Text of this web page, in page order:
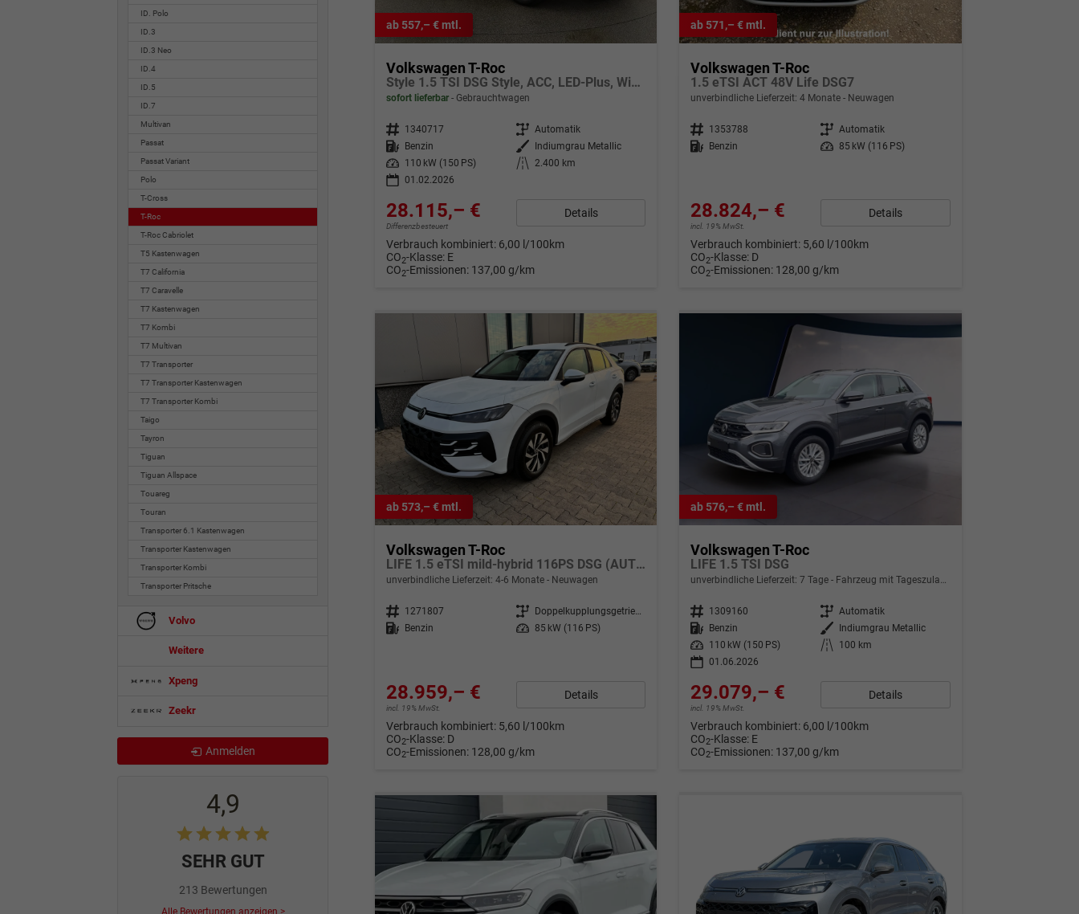
ab 557,– € mtl.
Volkswagen T-Roc
Style 1.5 TSI DSG Style, ACC, LED-Plus, Winter, 17-Zoll
sofort lieferbar Gebrauchtwagen
Fahrzeugnr. 1340717 Getriebe Automatik
Kraftstoff
Benzin Außenfarbe
Indiumgrau Metallic
Leistung
110 kW (150 PS) Kilometerstand 2.400 km
01.02.2026
28.115,– €
Differenzbesteuert
Details
Verbrauch kombiniert: 6,00 l/100km
CO2-Klasse: E
CO2-Emissionen: 137,00 g/km
ab 571,– € mtl.
Volkswagen T-Roc
1.5 eTSI ACT 48V Life DSG7
unverbindliche Lieferzeit:4 Monate Neuwagen
Fahrzeugnr. 1353788 Getriebe Automatik
Kraftstoff
Benzin Leistung 85 kW (116 PS)
28.824,– €
incl. 19% MwSt.
Details
Verbrauch kombiniert: 5,60 l/100km
CO2-Klasse: D
CO2-Emissionen: 128,00 g/km
ab 573,– € mtl.
Volkswagen T-Roc
LIFE 1.5 eTSI mild-hybrid 116PS DSG (AUTOMATIK), 16" Alufelgen, ACC Tempomat, Climatronic, Rückfahrkamera, Parksensoren vorne/hinten, Radio 12,9" + Wireless App-Connect, Toter-Winkel-Warner, M-Lederlenkrad, Armlehne vorn, LED-Scheinwerfer, Dachreling
unverbindliche Lieferzeit: 4-6 Monate Neuwagen
Fahrzeugnr. 1271807 Getriebe
Doppelkupplungsgetriebe (DSG)
Kraftstoff Benzin Leistung 85 kW (116 PS)
28.959,– €
incl. 19% MwSt.
Details
Verbrauch kombiniert: 5,60 l/100km
CO2-Klasse: D
CO2-Emissionen: 128,00 g/km
ab 576,– € mtl.
Volkswagen T-Roc
LIFE 1.5 TSI DSG
unverbindliche Lieferzeit:7 Tage Fahrzeug mit Tageszulassung
Fahrzeugnr. 1309160 Getriebe Automatik
Kraftstoff Benzin Außenfarbe
Indiumgrau Metallic
Leistung
110 kW (150 PS) Kilometerstand
100 km
01.06.2026
29.079,– €
incl. 19% MwSt.
Details
Verbrauch kombiniert: 6,00 l/100km
CO2-Klasse: E
CO2-Emissionen: 137,00 g/km
ID. Polo
ID.3
ID.3 Neo
ID.4
ID.5
ID.7
Multivan
Passat
Passat Variant
Polo
T-Cross
T-Roc
T-Roc Cabriolet
T5 Kastenwagen
T7 California
T7 Caravelle
T7 Kastenwagen
T7 Kombi
T7 Multivan
T7 Transporter
T7 Transporter Kastenwagen
T7 Transporter Kombi
Taigo
Tayron
Tiguan
Tiguan Allspace
Touareg
Touran
Transporter 6.1 Kastenwagen
Transporter Kastenwagen
Transporter Kombi
Transporter Pritsche
Volvo
Weitere
Xpeng
Zeekr
Anmelden
4,9
SEHR GUT
213 Bewertungen
Alle Bewertungen anzeigen >